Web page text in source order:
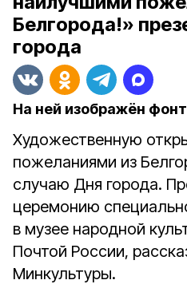
Белгорода!»
города
На ней изображён
Художественную
пожеланиями из
случаю Дня города.
церемонию
в музее народной
Почтой России,
Минкультуры.